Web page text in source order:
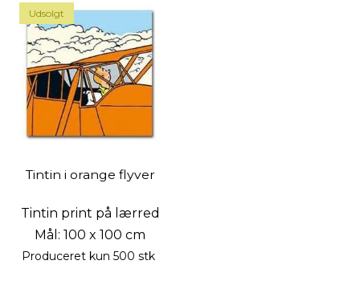
Udsolgt
Tintin i orange flyver
Tintin print på lærred
Mål: 100 x 100 cm
Produceret kun 500 stk